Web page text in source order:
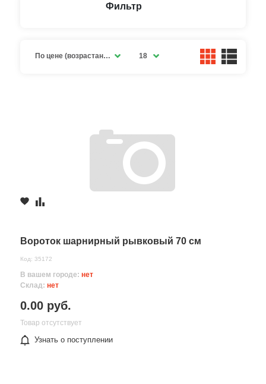
Фильтр
По цене (возрастание) 18
Вороток шарнирный рывковый 70 см
Код: 35172
В вашем городе: нет
Склад: нет
0.00 руб.
Товар отсутствует
Узнать о поступлении